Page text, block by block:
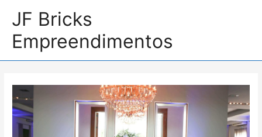
JF Bricks
Empreendimentos